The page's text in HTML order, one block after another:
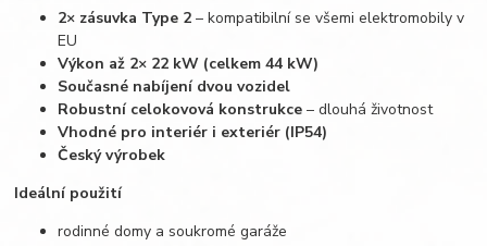
2× zásuvka Type 2 – kompatibilní se všemi elektromobily v
EU
Výkon až 2× 22 kW (celkem 44 kW)
Současné nabíjení dvou vozidel
Robustní celokovová konstrukce – dlouhá životnost
Vhodné pro interiér i exteriér (IP54)
Český výrobek
Ideální použití
rodinné domy a soukromé garáže